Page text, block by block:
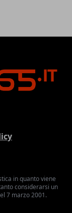
in quanto viene
considerarsi un
7 marzo 2001.